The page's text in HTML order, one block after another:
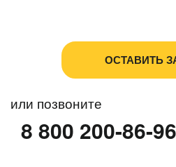
или позвоните
8 800 200-86-96